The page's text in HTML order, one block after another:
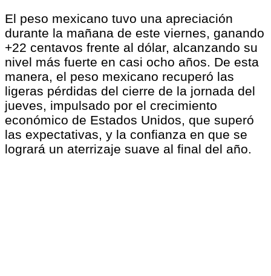
El peso mexicano tuvo una apreciación
durante la mañana de este viernes, ganando
+22 centavos frente al dólar, alcanzando su
nivel más fuerte en casi ocho años. De esta
manera, el peso mexicano recuperó las
ligeras pérdidas del cierre de la jornada del
jueves, impulsado por el crecimiento
económico de Estados Unidos, que superó
las expectativas, y la confianza en que se
logrará un aterrizaje suave al final del año.